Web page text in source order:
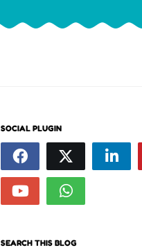
SOCIAL PLUGIN
SEARCH THIS BLOG